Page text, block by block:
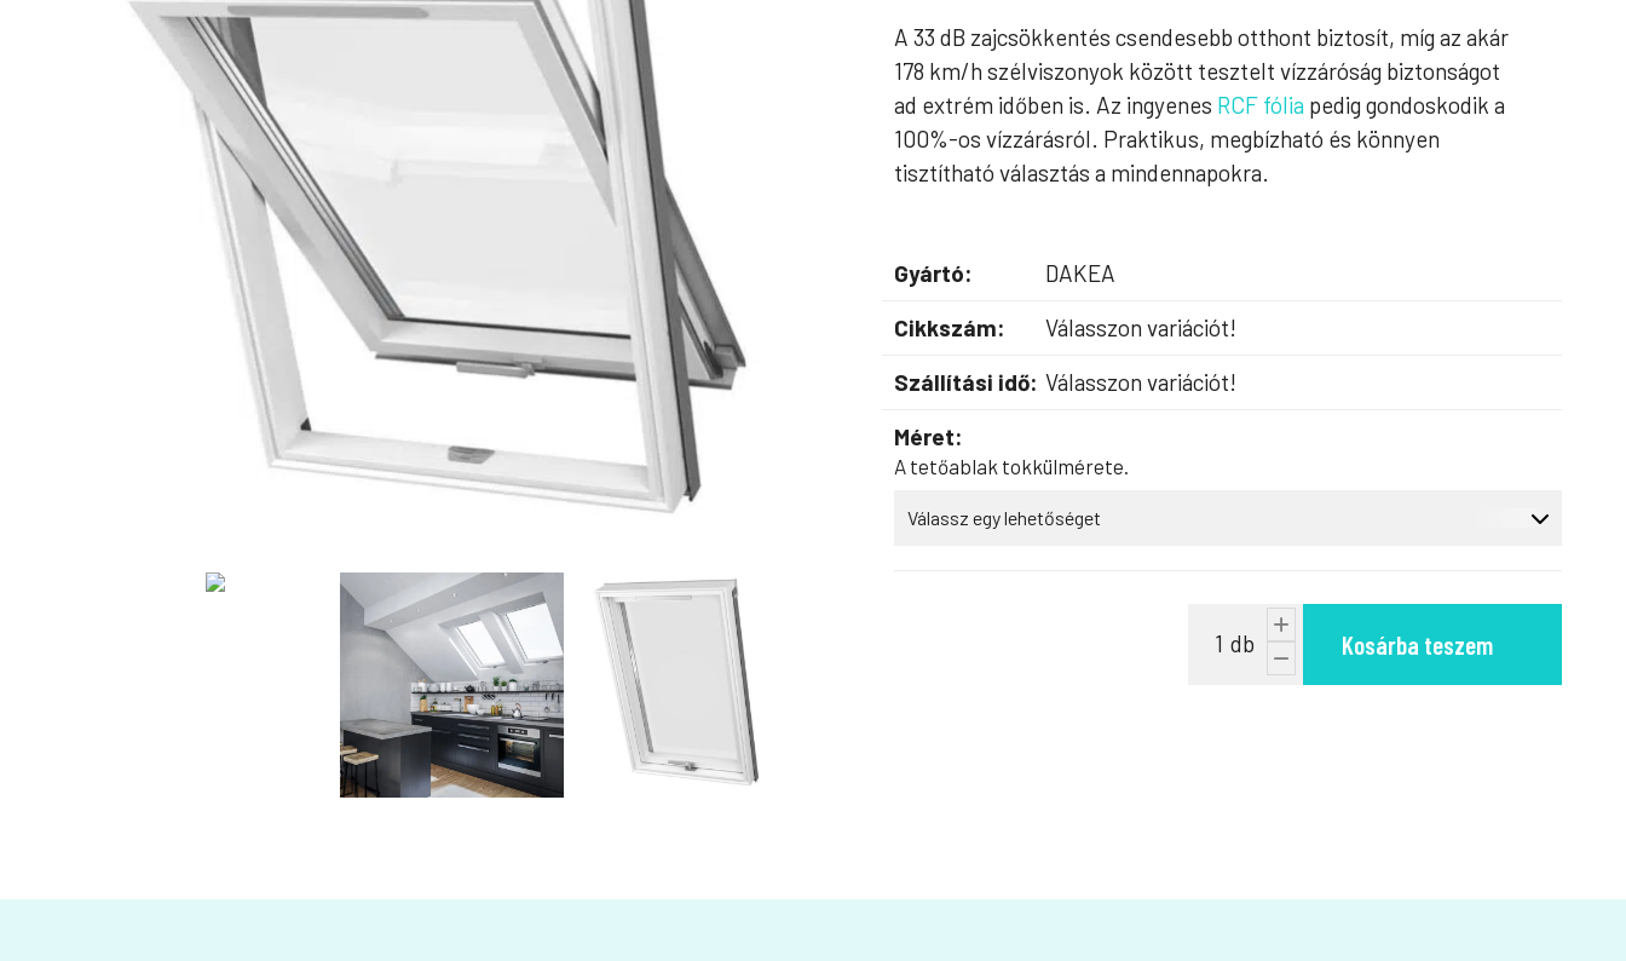
A 33 dB zajcsökkentés csendesebb otthont biztosít, míg az akár
178 km/h szélviszonyok között tesztelt vízzáróság biztonságot
ad extrém időben is. Az ingyenes RCF fólia pedig gondoskodik a
100%-os vízzárásról. Praktikus, megbízható és könnyen
tisztítható választás a mindennapokra.
Gyártó:
DAKEA
Cikkszám:
Válasszon variációt!
Szállítási idő: Válasszon variációt!
Méret:
A tetőablak tokkülmérete.
Kosárba teszem